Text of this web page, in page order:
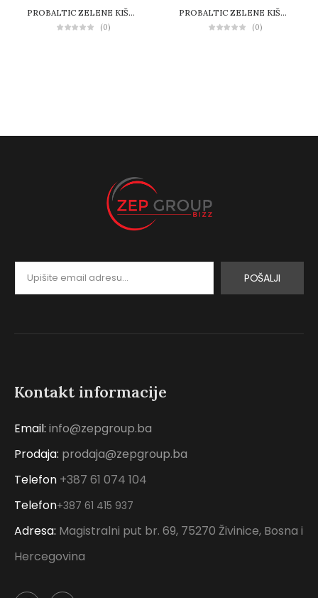
PROBALTIC ZELENE KIŠNE HLAČE DO STRUKA
(0)
PROBALTIC ZELENE KIŠNE HLAČE TREGERICE
(0)
POŠALJI
Kontakt informacije
Email: info@zepgroup.ba
Prodaja: prodaja@zepgroup.ba
Telefon +387 61 074 104
Telefon+387 61 415 937
Adresa: Magistralni put br. 69, 75270 Živinice, Bosna i
Hercegovina